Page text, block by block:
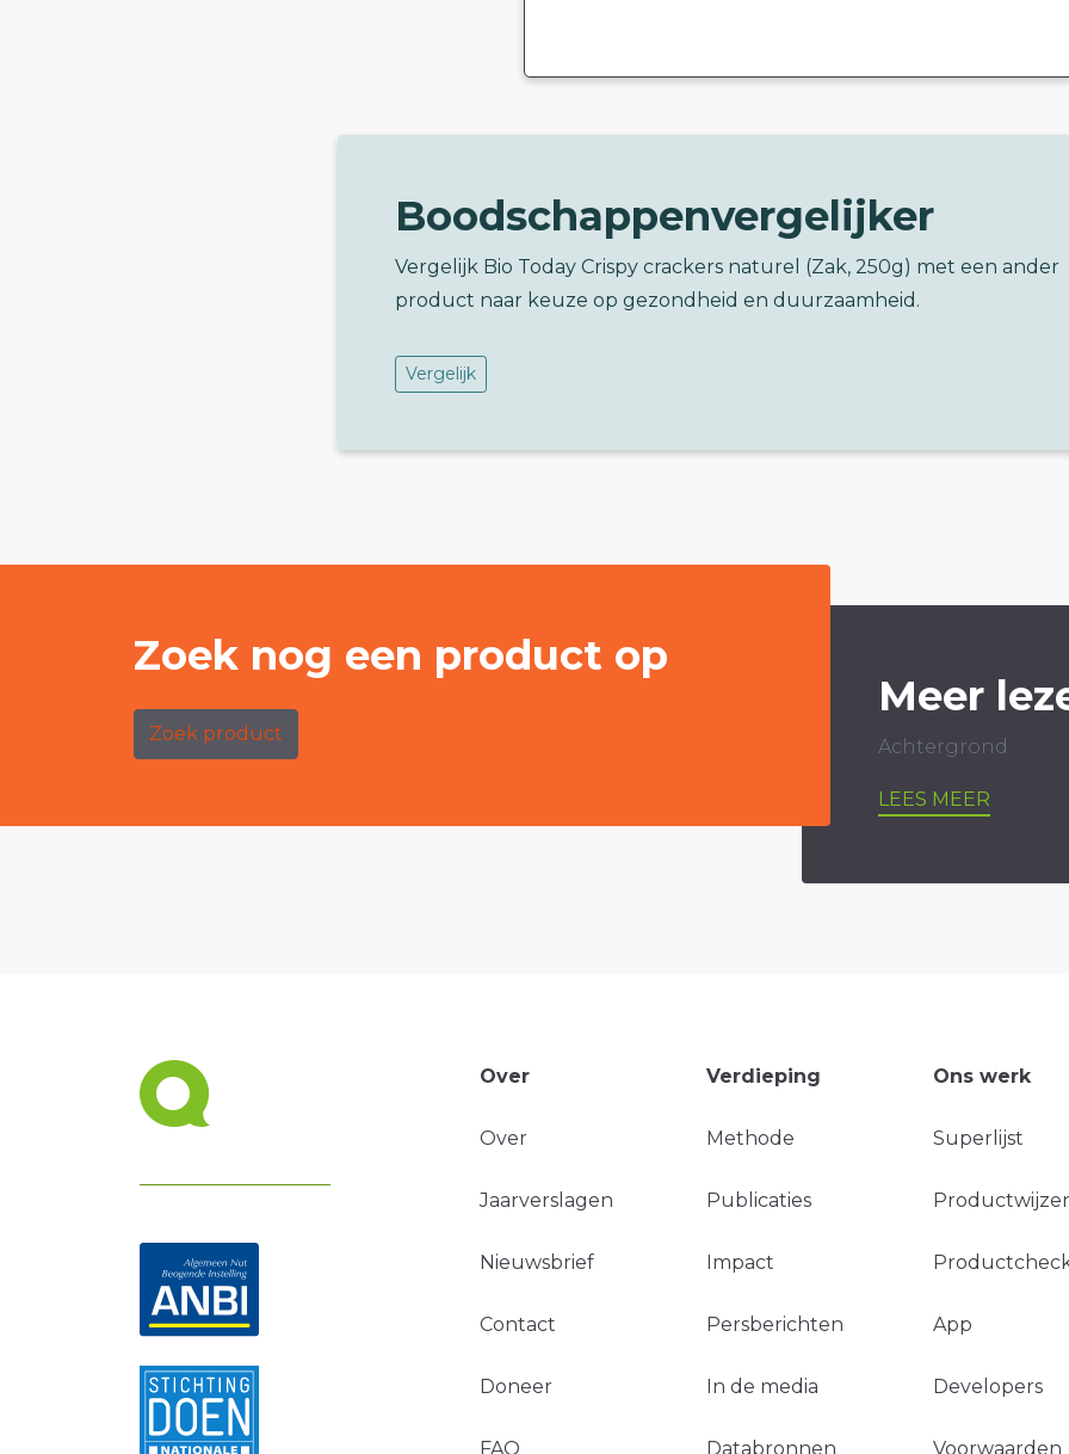
Boodschappenvergelijker
Vergelijk Bio Today Crispy crackers naturel (Zak, 250g) met een ander
product naar keuze op gezondheid en duurzaamheid.
Vergelijk
Zoek nog een product op
Zoek product
Meer
Achtergrond
LEES MEER
Over
Over
Jaarverslagen
Nieuwsbrief
Contact
Doneer
FAQ
Verdieping
Methode
Publicaties
Impact
Persberichten
In de media
Databronnen
Ons werk
Superlijst
App
Developers
Voorwaarden